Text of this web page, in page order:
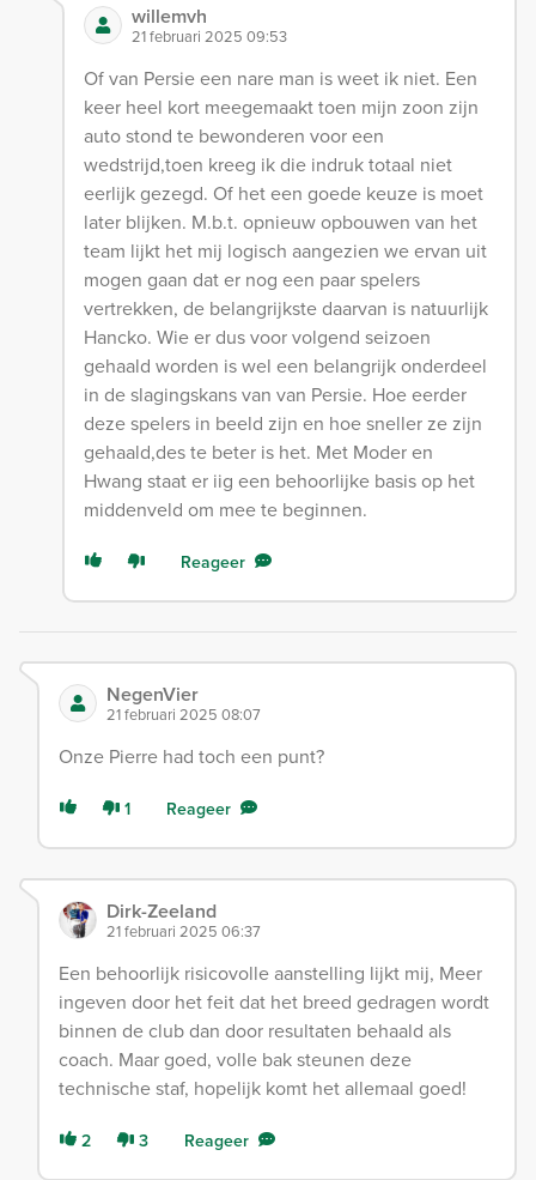
willemvh
21 februari 2025 09:53
Of van Persie een nare man is weet ik niet. Een
keer heel kort meegemaakt toen mijn zoon zijn
auto stond te bewonderen voor een
wedstrijd,toen kreeg ik die indruk totaal niet
eerlijk gezegd. Of het een goede keuze is moet
later blijken. M.b.t. opnieuw opbouwen van het
team lijkt het mij logisch aangezien we ervan uit
mogen gaan dat er nog een paar spelers
vertrekken, de belangrijkste daarvan is natuurlijk
Hancko. Wie er dus voor volgend seizoen
gehaald worden is wel een belangrijk onderdeel
in de slagingskans van van Persie. Hoe eerder
deze spelers in beeld zijn en hoe sneller ze zijn
gehaald,des te beter is het. Met Moder en
Hwang staat er iig een behoorlijke basis op het
middenveld om mee te beginnen.
Reageer
NegenVier
21 februari 2025 08:07
Onze Pierre had toch een punt?
1 Reageer
Dirk-Zeeland
21 februari 2025 06:37
Een behoorlijk risicovolle aanstelling lijkt mij, Meer
ingeven door het feit dat het breed gedragen wordt
binnen de club dan door resultaten behaald als
coach. Maar goed, volle bak steunen deze
technische staf, hopelijk komt het allemaal goed!
2 3 Reageer